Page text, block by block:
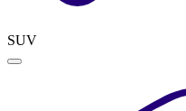
SUV